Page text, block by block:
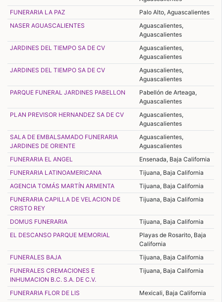
FUNERARIA LA PAZ
Palo Alto, Aguascalientes
NASER AGUASCALIENTES
Aguascalientes,
Aguascalientes
JARDINES DEL TIEMPO SA DE CV
Aguascalientes,
Aguascalientes
JARDINES DEL TIEMPO SA DE CV
Aguascalientes,
Aguascalientes
PARQUE FUNERAL JARDINES PABELLON
Pabellón de Arteaga,
Aguascalientes
PLAN PREVISOR HERNANDEZ SA DE CV
Aguascalientes,
Aguascalientes
SALA DE EMBALSAMADO FUNERARIA
JARDINES DE ORIENTE
Aguascalientes,
Aguascalientes
FUNERARIA EL ANGEL
Ensenada, Baja California
FUNERARIA LATINOAMERICANA
Tijuana, Baja California
AGENCIA TOMÁS MARTÍN ARMENTA
Tijuana, Baja California
FUNERARIA CAPILLA DE VELACION DE
CRISTO REY
Tijuana, Baja California
DOMUS FUNERARIA
Tijuana, Baja California
EL DESCANSO PARQUE MEMORIAL
Playas de Rosarito, Baja
California
FUNERALES BAJA
Tijuana, Baja California
FUNERALES CREMACIONES E
INHUMACION B.C. S.A. DE C.V.
Tijuana, Baja California
FUNERARIA FLOR DE LIS
Mexicali, Baja California